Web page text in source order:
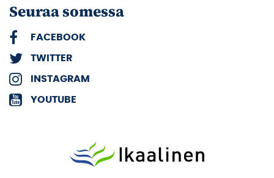
Seuraa somessa
FACEBOOK
TWITTER
INSTAGRAM
YOUTUBE